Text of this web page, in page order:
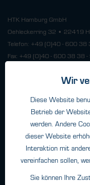
HTK Hamburg GmbH
Oehleckerring 32 • 22419
Telefon: +49 (0)40 - 600 38
Fax: +49 (0)40 - 600 38 38 -
Weitere Standorte
Über HTK
Kontakt
Wir
Diese Website
Betrieb der
werden. Andere
dieser Website
Interaktion mit
vereinfachen sollen,
Sie können Ihre